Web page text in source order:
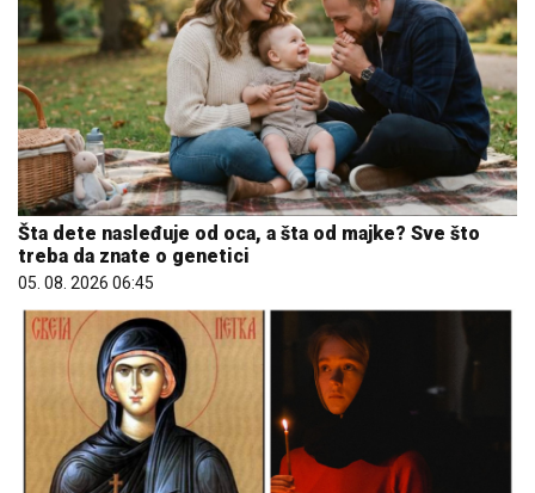
Šta dete nasleđuje od oca, a šta od majke? Sve što
treba da znate o genetici
05. 08. 2026 06:45